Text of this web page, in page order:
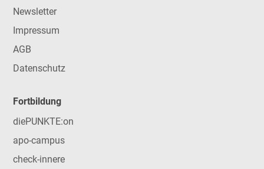
Newsletter
Impressum
AGB
Datenschutz
Fortbildung
diePUNKTE:on
apo-campus
check-innere